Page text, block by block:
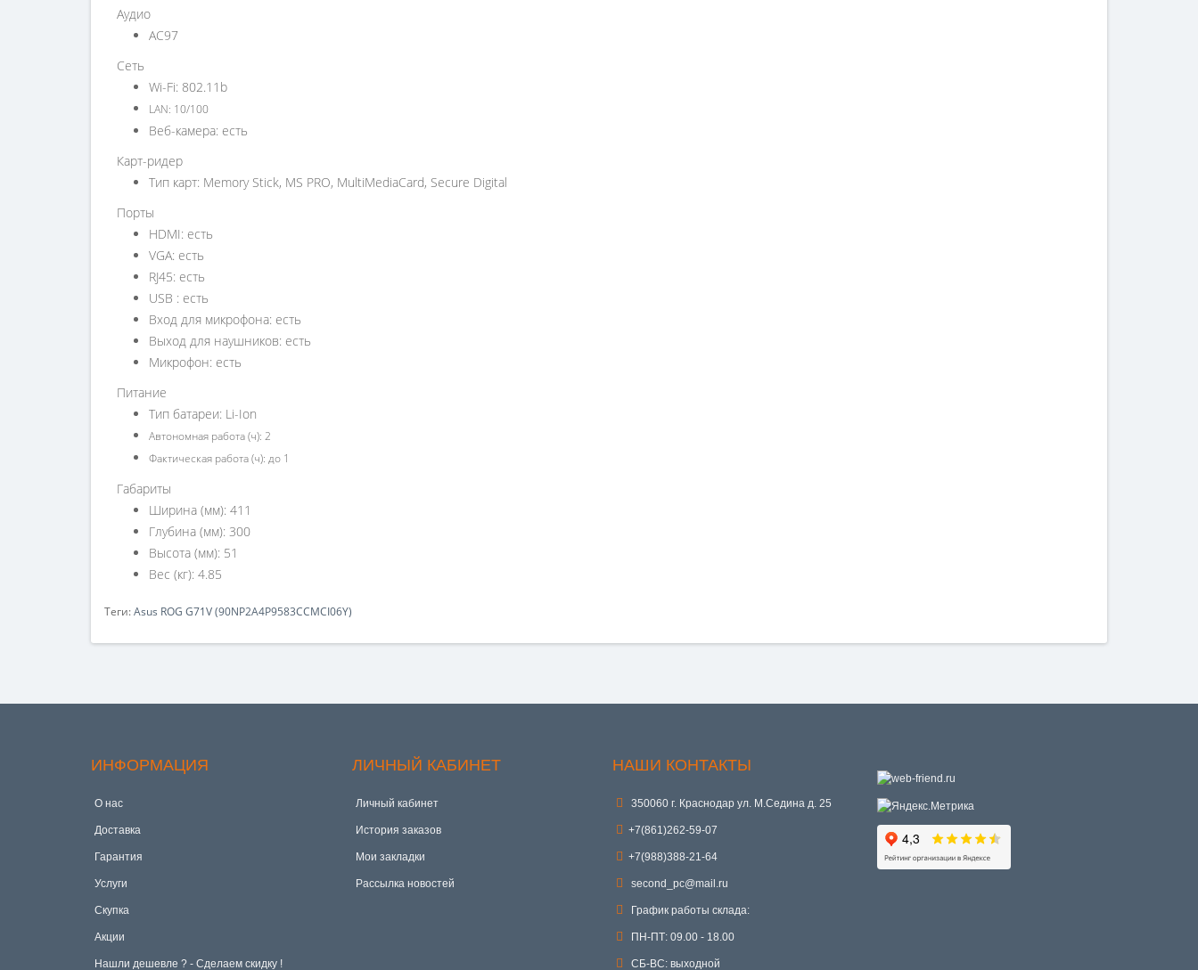
Аудио
AC97
Сеть
Wi-Fi: 802.11b
LAN: 10/100
Веб-камера: есть
Карт-ридер
Тип карт: Memory Stick, MS PRO, MultiMediaCard, Secure Digital
Порты
HDMI: есть
VGA: есть
RJ45: есть
USB : есть
Вход для микрофона: есть
Выход для наушников: есть
Микрофон: есть
Питание
Тип батареи: Li-Ion
Автономная работа (ч): 2
Фактическая работа (ч): до 1
Габариты
Ширина (мм): 411
Глубина (мм): 300
Высота (мм): 51
Вес (кг): 4.85
Теги:Asus ROG G71V (90NP2A4P9583CCMCI06Y)
ИНФОРМАЦИЯ
О нас
Доставка
Гарантия
Услуги
Скупка
Акции
Hашли дешевле ? - Сделаем скидку !
ЛИЧНЫЙ КАБИНЕТ
Личный кабинет
История заказов
Мои закладки
Рассылка новостей
НАШИ КОНТАКТЫ
350060 г. Краснодар ул. М.Седина д. 25
+7(861)262-59-07
+7(988)388-21-64
second_pc@mail.ru
График работы склада:
ПН-ПТ: 09.00 - 18.00
СБ-ВС: выходной